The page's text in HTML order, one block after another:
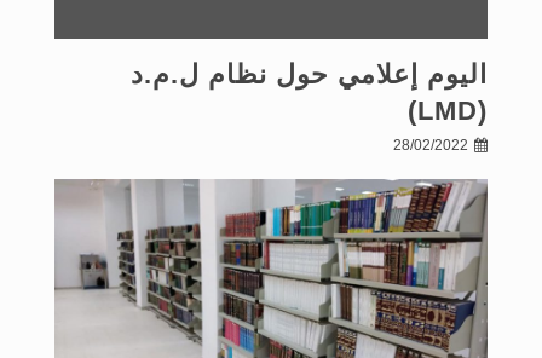
اليوم إعلامي حول نظام ل.م.د
(LMD)
28/02/2022